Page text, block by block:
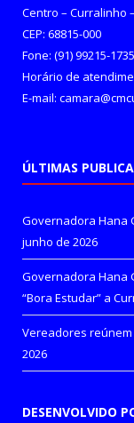
Centro – Curralinho
CEP: 68815-000
Fone: (91) 99215-1735
Horário de
E-mail:
ÚLTIMAS
Governadora Hana
junho de 2026
Governadora Hana
“Bora Estudar” a
Vereadores
2026
DESENVOLVIDO